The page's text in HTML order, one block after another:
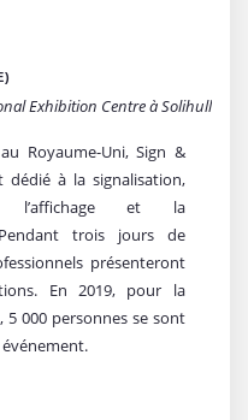
Exhibition Centre à Solihull
Royaume-Uni, Sign &
dédié à la signalisation,
l’affichage et la
trois jours de
présenteront
En 2019, pour la
5 000 personnes se sont